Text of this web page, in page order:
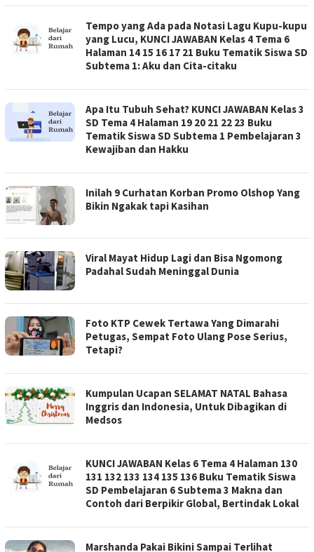
Tempo yang Ada pada Notasi Lagu Kupu-kupu
yang Lucu, KUNCI JAWABAN Kelas 4 Tema 6
Halaman 14 15 16 17 21 Buku Tematik Siswa SD
Subtema 1: Aku dan Cita-citaku
Apa Itu Tubuh Sehat? KUNCI JAWABAN Kelas 3
SD Tema 4 Halaman 19 20 21 22 23 Buku
Tematik Siswa SD Subtema 1 Pembelajaran 3
Kewajiban dan Hakku
Inilah 9 Curhatan Korban Promo Olshop Yang
Bikin Ngakak tapi Kasihan
Viral Mayat Hidup Lagi dan Bisa Ngomong
Padahal Sudah Meninggal Dunia
Foto KTP Cewek Tertawa Yang Dimarahi
Petugas, Sempat Foto Ulang Pose Serius,
Tetapi?
Kumpulan Ucapan SELAMAT NATAL Bahasa
Inggris dan Indonesia, Untuk Dibagikan di
Medsos
KUNCI JAWABAN Kelas 6 Tema 4 Halaman 130
131 132 133 134 135 136 Buku Tematik Siswa
SD Pembelajaran 6 Subtema 3 Makna dan
Contoh dari Berpikir Global, Bertindak Lokal
Marshanda Pakai Bikini Sampai Terlihat